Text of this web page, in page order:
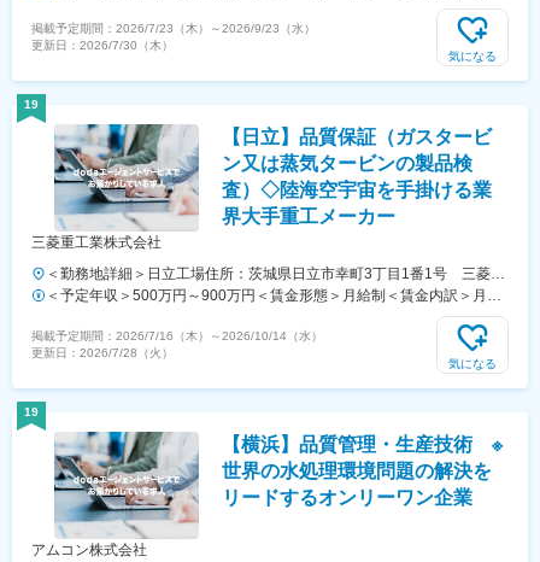
本県合志市福原■福岡県福岡市博多区＼入社後、熊本で3カ月間の研修
を実施／＜研修地＞■熊本県合志市（最寄り駅はJR豊肥線 原水駅）※研
修中の寮費は全額会社負担━━━━━━━━━━━━━◆研修後の勤務
らご自宅へ帰宅熊本赴任の方は…￣V￣￣￣￣￣▼研修後も引き続き熊
本で勤務▼出張日程が決まったら拠点へ立ち寄ってから国内外へ▼帰任
後は拠点へ戻ってからご自宅へ帰宅 ━━━━━━━━━━◆出張先に
ついて━━━━━━━━━━台湾・韓国などのアジア圏や、アメリカ・
ヨーロッパなどを中心とした世界各国となります。※国内出張（2～3週
間）の場合あり※出張中のホテル滞在費用は全額会社負担※出張先の選
択はできません※転勤なし
掲載予定期間： 2026/7/23（木） ～2026/9/23（水）
更新日： 2026/7/30（木）
気になる
19
【日立】品質保証（ガスタービ
ン又は蒸気タービンの製品検
査）◇陸海空宇宙を手掛ける業
界大手重工メーカー
三菱重工業株式会社
＜勤務地詳細＞日立工場住所：茨城県日立市幸町3丁目1番1号 三菱重
工業株式会社 日立工場 受動喫煙対策：屋内全面禁煙変更の範囲：当
社の定める場所。将来的に国内外への居住地変更を伴う異動の可能性あ
り。
＜予定年収＞500万円～900万円＜賃金形態＞月給制＜賃金内訳＞月額
（基本給）：250,000円～400,000円＜月給＞250,000円～400,000円＜
昇給有無＞有＜残業手当＞有＜給与補足＞※経験・能力・年齢を考慮の
上、当社規定により支給いたします。■昇給：年1回（4月）■賞与：年2
掲載予定期間： 2026/7/16（木） ～2026/10/14（水）
更新日： 2026/7/28（火）
気になる
19
【横浜】品質管理・生産技術 ※
世界の水処理環境問題の解決を
リードするオンリーワン企業
アムコン株式会社